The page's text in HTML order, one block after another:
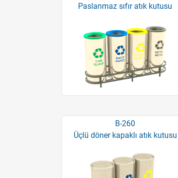
Paslanmaz sıfır atık kutusu
B-260
Üçlü döner kapaklı atık kutusu